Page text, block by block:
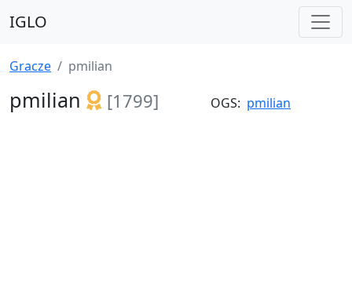
IGLO
Gracze pmilian
pmilian [1799] OGS: pmilian